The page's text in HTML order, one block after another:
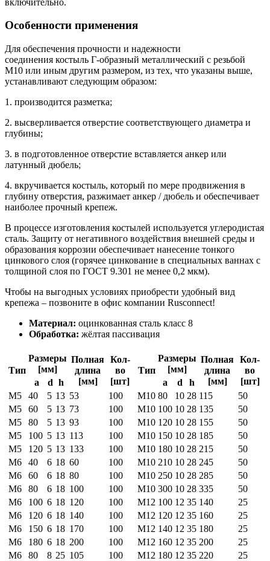
Особенности применения
Для обеспечения прочности и надежности
соединения костыль Г-образный металлический с резьбой
М10 или иным другим размером, из тех, что указаны выше,
устанавливают следующим образом:
1. производится разметка;
2. высверливается отверстие соответствующего диаметра и
глубины;
3. в подготовленное отверстие вставляется анкер или
латунный дюбель;
4. вкручивается костыль, который по мере продвижения в
глубину отверстия, разжимает анкер / дюбель и обеспечивает
наиболее прочный крепеж.
В процессе изготовления костылей используется углеродистая
сталь. Защиту от негативного воздействия внешней среды и
образования коррозии обеспечивает нанесение тонкого
цинкового слоя (горячее цинкование в специальных ваннах с
толщиной слоя по ГОСТ 9.301 не менее 0,2 мкм).
Чтобы на выгодных условиях приобрести удобный вид
крепежа – позвоните в офис компании Rusconnect!
Материал: оцинкованная сталь класс 8
Обработка: жёлтая пассивация
Тип
Размеры
[мм]
Полная
длина
[мм]
Кол-
во
[шт]
а d h
М5
40 5 13 53
100
М5
60 5 13 73
100
М5
80 5 13 93
100
М5
100 5 13 113
100
М5
120 5 13 133
100
М6
40 6 18 60
100
М6
60 6 18 80
100
М6
80 6 18 100
100
М6
100 6 18 120
100
М6
120 6 18 140
100
М6
150 6 18 170
100
М6
180 6 18 200
100
М6
80 8 25 105
100
Тип
Размеры
[мм]
Полная
длина
[мм]
Кол-
во
[шт]
а d
h
M10 80 10 28 115
50
M10 100 10 28 135
50
M10 120 10 28 155
50
M10 150 10 28 185
50
M10 180 10 28 215
50
M10 210 10 28 245
50
M10 250 10 28 285
50
M10 300 10 28 335
50
М12 100 12 35 140
25
М12 120 12 35 160
25
М12 140 12 35 180
25
М12 160 12 35 200
25
М12 180 12 35 220
25